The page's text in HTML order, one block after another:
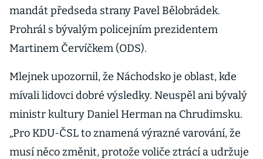
mandát předseda strany Pavel Bělobrádek.
Prohrál s bývalým policejním prezidentem
Martinem Červíčkem (ODS).
Mlejnek upozornil, že Náchodsko je oblast, kde
mívali lidovci dobré výsledky. Neuspěl ani bývalý
ministr kultury Daniel Herman na Chrudimsku.
„Pro KDU-ČSL to znamená výrazné varování, že
musí něco změnit, protože voliče ztrácí a udržuje